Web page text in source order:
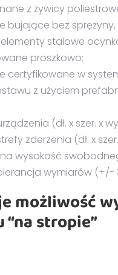
z żywicy
bujające bez
elementy stalowe
proszkowo;
certyfikowane w
z użyciem
(dł. x szer. x
zderzenia (dł. x
wysokość
wymiarów (+/-
możliwość
stropie”